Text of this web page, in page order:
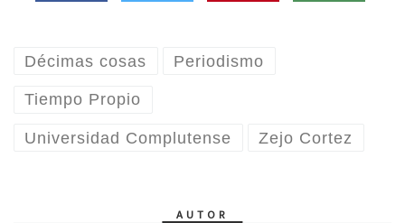
Décimas cosas Periodismo
Tiempo Propio
Universidad Complutense Zejo Cortez
AUTOR